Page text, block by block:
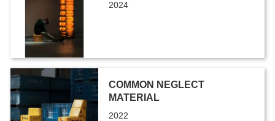
2024
COMMON NEGLECT
MATERIAL
2022